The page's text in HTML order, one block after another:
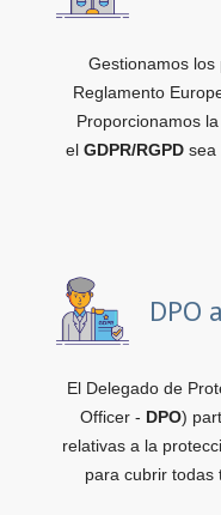
Gestionamos
Reglamento
Proporcionamos
el GDPR/RGPDsea
DPO
El Delegado de
Officer - DPO)
relativas a la
para cubrir todas